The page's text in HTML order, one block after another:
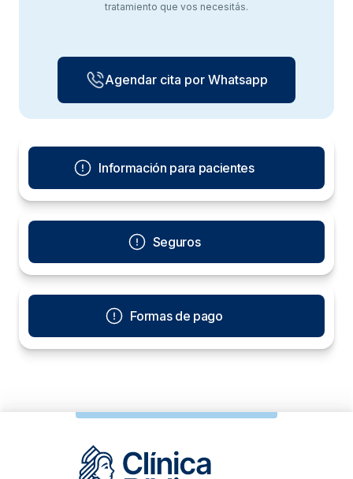
tratamiento que vos necesitás.
Agendar cita por Whatsapp
Información para pacientes
Seguros
Formas de pago